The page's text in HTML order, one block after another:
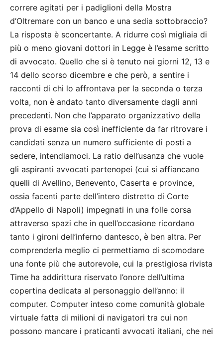
correre agitati per i padiglioni della Mostra
d’Oltremare con un banco e una sedia sottobraccio?
La risposta è sconcertante. A ridurre così migliaia di
più o meno giovani dottori in Legge è l’esame scritto
di avvocato. Quello che si è tenuto nei giorni 12, 13 e
14 dello scorso dicembre e che però, a sentire i
racconti di chi lo affrontava per la seconda o terza
volta, non è andato tanto diversamente dagli anni
precedenti. Non che l’apparato organizzativo della
prova di esame sia così inefficiente da far ritrovare i
candidati senza un numero sufficiente di posti a
sedere, intendiamoci. La ratio dell’usanza che vuole
gli aspiranti avvocati partenopei (cui si affiancano
quelli di Avellino, Benevento, Caserta e province,
ossia facenti parte dell’intero distretto di Corte
d’Appello di Napoli) impegnati in una folle corsa
attraverso spazi che in quell’occasione ricordano
tanto i gironi dell’inferno dantesco, è ben altra. Per
comprenderla meglio ci permettiamo di scomodare
una fonte più che autorevole, cui la prestigiosa rivista
Time ha addirittura riservato l’onore dell’ultima
copertina dedicata al personaggio dell’anno: il
computer. Computer inteso come comunità globale
virtuale fatta di milioni di navigatori tra cui non
possono mancare i praticanti avvocati italiani, che nei